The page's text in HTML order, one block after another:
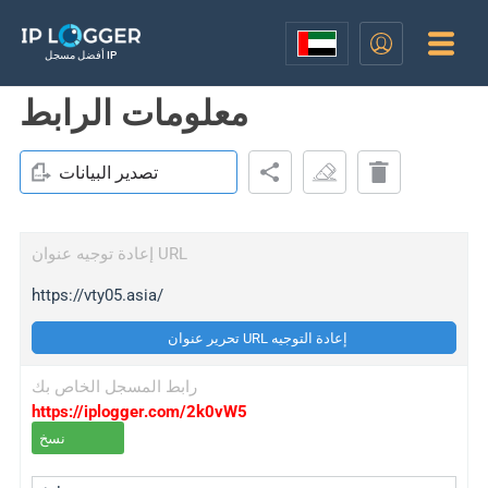
أفضل مسجل IP
معلومات الرابط
تصدير البيانات
إعادة توجيه عنوان URL
https://vty05.asia/
تحرير عنوان URL إعادة التوجيه
رابط المسجل الخاص بك
https://iplogger.com/2k0vW5
نسخ